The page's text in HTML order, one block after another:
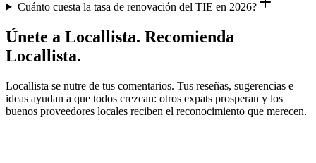
Cuánto cuesta la tasa de renovación del TIE en 2026?
Únete a Locallista. Recomienda
Locallista.
Locallista se nutre de tus comentarios. Tus reseñas, sugerencias e
ideas ayudan a que todos crezcan: otros expats prosperan y los
buenos proveedores locales reciben el reconocimiento que merecen.